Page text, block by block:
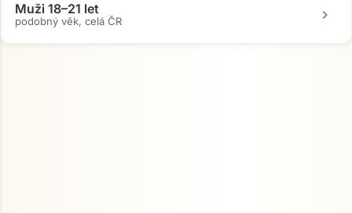
Muži 18–21 let
podobný věk, celá ČR chevron_right